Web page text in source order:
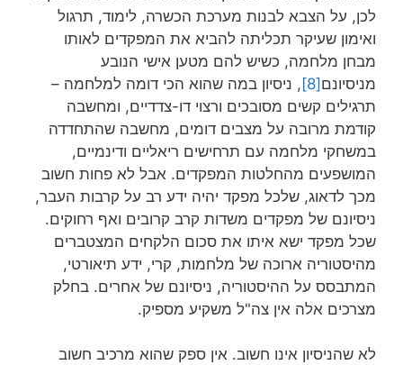
לכן, על הצבא לבנות מערכת הכשרה, לימוד, תרגול
ואימון שעיקר תכליתה להביא את המפקדים לאותו
מבחן מלחמה, כשיש להם מטען אישי הנובע
מניסיונם[8]
, ניסיון במה שהוא הכי דומה למלחמה –
תרגילים קשים מסובכים ורצוי דו-צדדיים, ומחשבה
קודמת מרובה על מצבים דומים, מחשבה שהתחדדה
במשחקי מלחמה עם תרחישים ריאליים ודינמיים,
המושפעים מהחלטות המפקדים. אבל לא פחות חשוב
מכך לדאוג, שלכל מפקד יהיה ידע רב על קרבות העבר,
ניסיונם של מפקדים משדות קרב קרובים ואף רחוקים.
שכל מפקד ישא איתו את סכום הלקחים המצטברים
מהיסטוריה ארוכה של מלחמות, קרי, ידע תיאורטי,
המתבסס על ההיסטוריה, ניסיונם של אחרים. בחלק
מצרכים אלה אין צה"ל משקיע מספיק.
לא שהניסיון אינו חשוב. אין ספק שהוא מרכיב חשוב